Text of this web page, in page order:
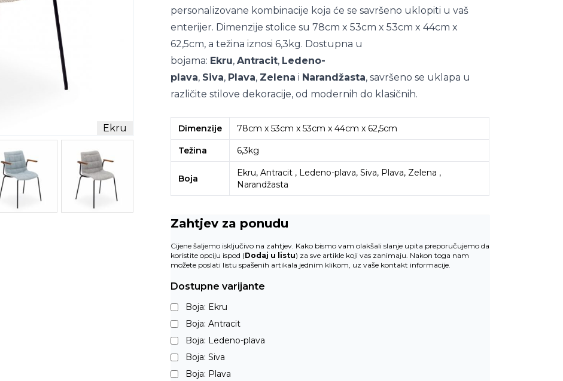
Ekru Antracit
personalizovane kombinacije koja će se savršeno uklopiti u vaš
enterijer. Dimenzije stolice su 78cm x 53cm x 53cm x 44cm x
62,5cm, a težina iznosi 6,3kg. Dostupna u
bojama: Ekru, Antracit, Ledeno-
plava, Siva, Plava, Zelena i Narandžasta, savršeno se uklapa u
različite stilove dekoracije, od modernih do klasičnih.
Dimenzije 78cm x 53cm x 53cm x 44cm x 62,5cm
Težina 6,3kg
Boja
Ekru, Antracit , Ledeno-plava, Siva, Plava, Zelena ,
Narandžasta
Zahtjev za ponudu
Cijene šaljemo isključivo na zahtjev. Kako bismo vam olakšali slanje upita preporučujemo da
koristite opciju ispod (Dodaj u listu) za sve artikle koji vas zanimaju. Nakon toga nam
možete poslati listu spašenih artikala jednim klikom, uz vaše kontakt informacije.
Dostupne varijante
Boja: Ekru
Boja: Antracit
Boja: Ledeno-plava
Boja: Siva
Boja: Plava